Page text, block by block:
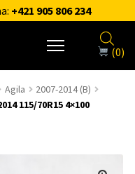
+421 905 806 234
(0)
Agila
2007-2014 (B)
115/70R15 4×100